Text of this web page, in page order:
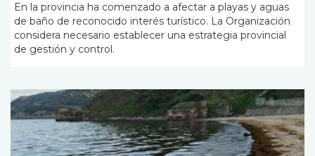
En la provincia ha comenzado a afectar a playas y aguas
de baño de reconocido interés turístico. La Organización
considera necesario establecer una estrategia provincial
de gestión y control.